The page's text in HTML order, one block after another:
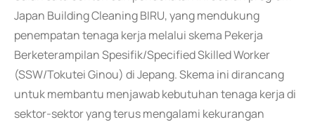
Japan Building Cleaning BIRU, yang mendukung
penempatan tenaga kerja melalui skema Pekerja
Berketerampilan Spesifik/Specified Skilled Worker
(SSW/Tokutei Ginou) di Jepang. Skema ini dirancang
untuk membantu menjawab kebutuhan tenaga kerja di
sektor-sektor yang terus mengalami kekurangan